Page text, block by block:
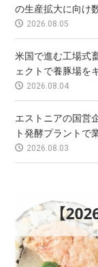
の生産拡大に向け数
2026.08.05
米国で進む工場式
ェクトで養豚場をキ
2026.08.04
エストニアの国営
ト発酵プラントで業
2026.08.03